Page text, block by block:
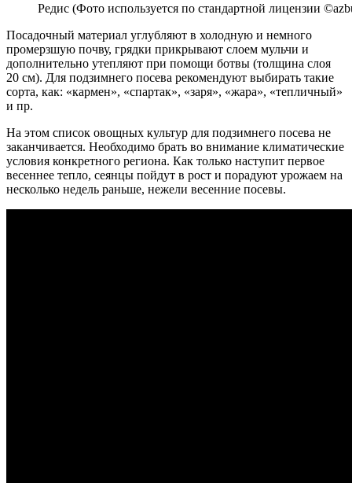
Редис (Фото используется по стандартной лицензии
Посадочный материал углубляют в холодную и немного
промерзшую почву, грядки прикрывают слоем мульчи и
дополнительно утепляют при помощи ботвы (толщина слоя
20 см). Для подзимнего посева рекомендуют выбирать такие
сорта, как: «кармен», «спартак», «заря», «жара», «тепличный»
и пр.
На этом список овощных культур для подзимнего посева не
заканчивается. Необходимо брать во внимание климатические
условия конкретного региона. Как только наступит первое
весеннее тепло, сеянцы пойдут в рост и порадуют урожаем на
несколько недель раньше, нежели весенние посевы.